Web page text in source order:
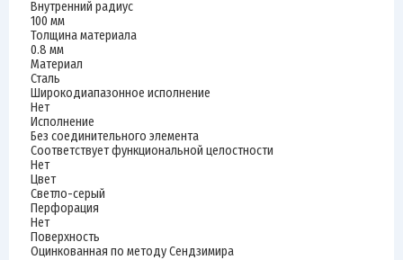
Внутренний радиус
100 мм
Толщина материала
0.8 мм
Материал
Сталь
Широкодиапазонное исполнение
Нет
Исполнение
Без соединительного элемента
Соответствует функциональной целостности
Нет
Цвет
Светло-серый
Перфорация
Нет
Поверхность
Оцинкованная по методу Сендзимира